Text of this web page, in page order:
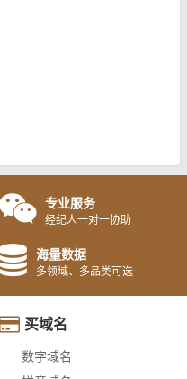
专业服务
经纪人一对一协助
海量数据
多领域、多品类可选
买域名
数字域名